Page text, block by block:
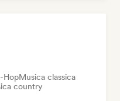
HopMusica classica
country